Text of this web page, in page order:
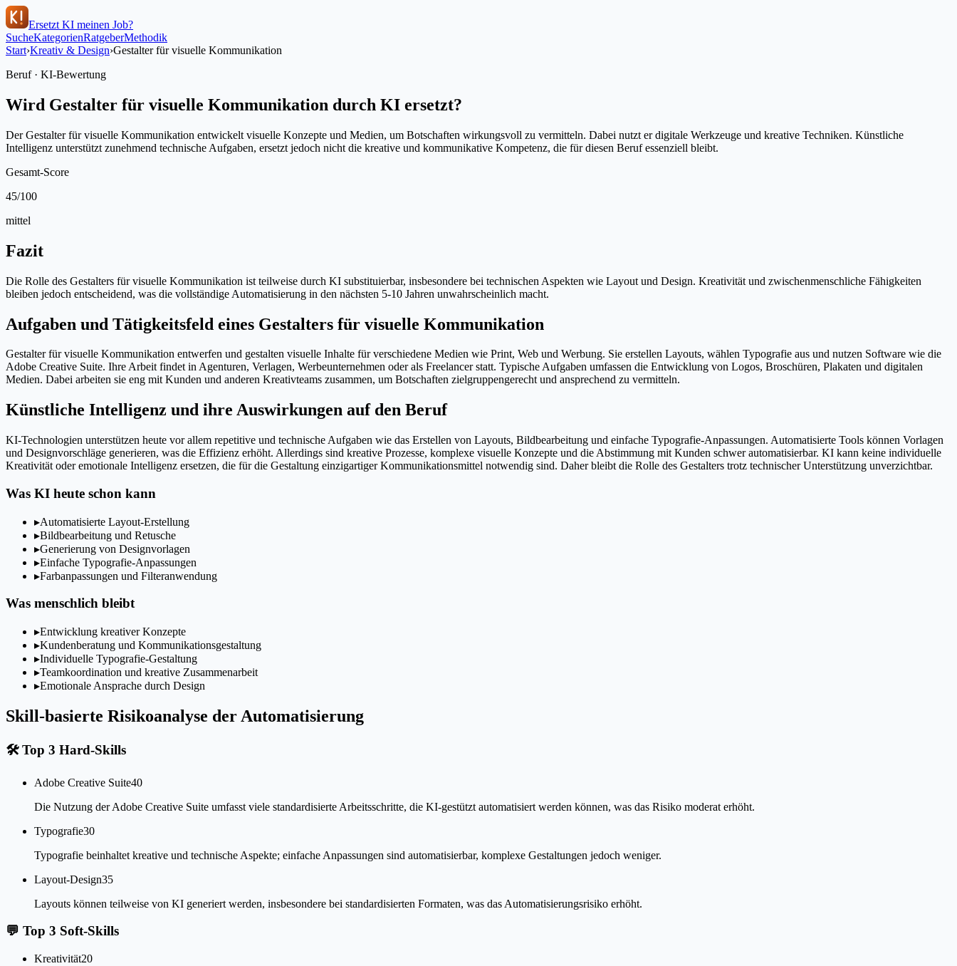
Ersetzt KI meinen Job?
SucheKategorienRatgeberMethodik
Start›Kreativ & Design›Gestalter für visuelle Kommunikation
Beruf · KI-Bewertung
Wird Gestalter für visuelle Kommunikation durch KI ersetzt?
Der Gestalter für visuelle Kommunikation entwickelt visuelle Konzepte und Medien, um Botschaften wirkungsvoll zu vermitteln. Dabei nutzt er digitale Werkzeuge und kreative Techniken. Künstliche
Intelligenz unterstützt zunehmend technische Aufgaben, ersetzt jedoch nicht die kreative und kommunikative Kompetenz, die für diesen Beruf essenziell bleibt.
Gesamt-Score
45/100
mittel
Fazit
Die Rolle des Gestalters für visuelle Kommunikation ist teilweise durch KI substituierbar, insbesondere bei technischen Aspekten wie Layout und Design. Kreativität und zwischenmenschliche Fähigkeiten
bleiben jedoch entscheidend, was die vollständige Automatisierung in den nächsten 5-10 Jahren unwahrscheinlich macht.
Aufgaben und Tätigkeitsfeld eines Gestalters für visuelle Kommunikation
Gestalter für visuelle Kommunikation entwerfen und gestalten visuelle Inhalte für verschiedene Medien wie Print, Web und Werbung. Sie erstellen Layouts, wählen Typografie aus und nutzen Software wie die
Adobe Creative Suite. Ihre Arbeit findet in Agenturen, Verlagen, Werbeunternehmen oder als Freelancer statt. Typische Aufgaben umfassen die Entwicklung von Logos, Broschüren, Plakaten und digitalen
Medien. Dabei arbeiten sie eng mit Kunden und anderen Kreativteams zusammen, um Botschaften zielgruppengerecht und ansprechend zu vermitteln.
Künstliche Intelligenz und ihre Auswirkungen auf den Beruf
KI-Technologien unterstützen heute vor allem repetitive und technische Aufgaben wie das Erstellen von Layouts, Bildbearbeitung und einfache Typografie-Anpassungen. Automatisierte Tools können Vorlagen
und Designvorschläge generieren, was die Effizienz erhöht. Allerdings sind kreative Prozesse, komplexe visuelle Konzepte und die Abstimmung mit Kunden schwer automatisierbar. KI kann keine individuelle
Kreativität oder emotionale Intelligenz ersetzen, die für die Gestaltung einzigartiger Kommunikationsmittel notwendig sind. Daher bleibt die Rolle des Gestalters trotz technischer Unterstützung unverzichtbar.
Was KI heute schon kann
▸Automatisierte Layout-Erstellung
▸Bildbearbeitung und Retusche
▸Generierung von Designvorlagen
▸Einfache Typografie-Anpassungen
▸Farbanpassungen und Filteranwendung
Was menschlich bleibt
▸Entwicklung kreativer Konzepte
▸Kundenberatung und Kommunikationsgestaltung
▸Individuelle Typografie-Gestaltung
▸Teamkoordination und kreative Zusammenarbeit
▸Emotionale Ansprache durch Design
Skill-basierte Risikoanalyse der Automatisierung
🛠Top 3 Hard-Skills
Adobe Creative Suite40
Die Nutzung der Adobe Creative Suite umfasst viele standardisierte Arbeitsschritte, die KI-gestützt automatisiert werden können, was das Risiko moderat erhöht.
Typografie30
Typografie beinhaltet kreative und technische Aspekte; einfache Anpassungen sind automatisierbar, komplexe Gestaltungen jedoch weniger.
Layout-Design35
Layouts können teilweise von KI generiert werden, insbesondere bei standardisierten Formaten, was das Automatisierungsrisiko erhöht.
💬 Top 3 Soft-Skills
Kreativität20